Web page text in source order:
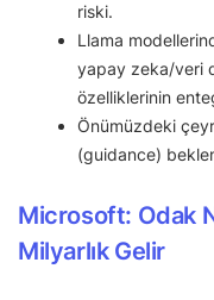
riski.
Llama
yapay zeka/veri
özelliklerinin
Önümüzdeki
(guidance)
Microsoft: Odak
Milyarlık Gelir